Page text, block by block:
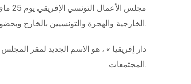
الخارجية والهجرة والتونسيين بالخارج وبحضور أعضاء السلك الدبلوماسي الأفريقي بالإضافة إلى عدد من الشخصيات الوطنية وشركاء مجلس الأعمال التونسي الإفريقي.
المجتمعات.